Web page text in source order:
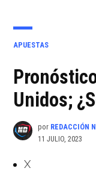
PUBLICADO
APUESTAS
Unidos;
por REDACCIÓN
11 JULIO, 2023
X